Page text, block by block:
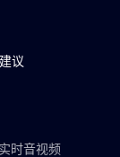
议
实时音视频